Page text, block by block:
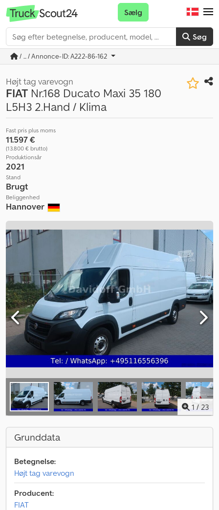
Søg
Sælg
/ ... / Annonce-ID: A222-86-162
Højt tag varevogn
FIAT Nr.168 Ducato Maxi 35 180
L5H3 2.Hand / Klima
Fast pris plus moms
11.597 €
(13.800 € brutto)
Produktionsår
2021
Stand
Brugt
Beliggenhed
Hannover
1 / 23
Grunddata
Betegnelse:
Højt tag varevogn
Producent:
FIAT